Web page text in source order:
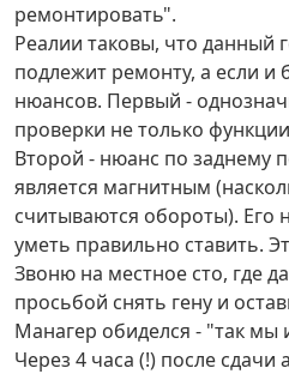
ремонтировать".
Реалии таковы, что данный
подлежит ремонту, а если и
нюансов. Первый -
проверки не только
Второй - нюанс по заднему
является магнитным
считываются обороты). Его
уметь правильно ставить.
Звоню на местное сто, где
просьбой снять гену и
Манагер обиделся - "так
Через 4 часа (!) после сдачи